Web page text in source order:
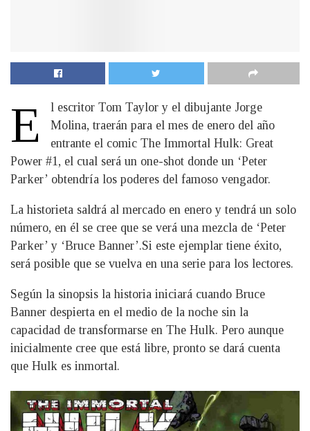
E
l escritor Tom Taylor y el dibujante Jorge
Molina, traerán para el mes de enero del año
entrante el comic The Immortal Hulk: Great
Power #1, el cual será un one-shot donde un ‘Peter
Parker’ obtendría los poderes del famoso vengador.
La historieta saldrá al mercado en enero y tendrá un solo
número, en él se cree que se verá una mezcla de ‘Peter
Parker’ y ‘Bruce Banner’.Si este ejemplar tiene éxito,
será posible que se vuelva en una serie para los lectores.
Según la sinopsis la historia iniciará cuando Bruce
Banner despierta en el medio de la noche sin la
capacidad de transformarse en The Hulk. Pero aunque
inicialmente cree que está libre, pronto se dará cuenta
que Hulk es inmortal.